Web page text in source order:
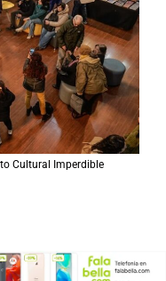
Cultural Imperdible